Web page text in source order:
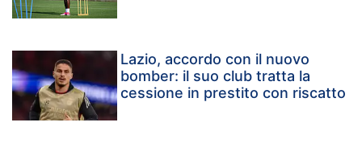
Lazio, accordo con il nuovo
bomber: il suo club tratta la
cessione in prestito con riscatto